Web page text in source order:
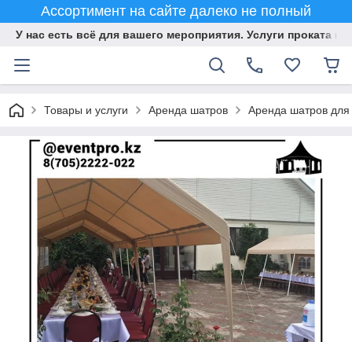
Ассортимент на сайте далеко не полный
У нас есть всё для вашего мероприятия. Услуги проката и
Товары и услуги Аренда шатров Аренда шатров